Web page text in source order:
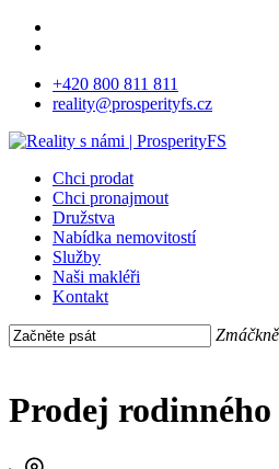
Skip
content+420 800 811 811
reality@prosperityfs.cz
Menu
Chci prodat
Chci pronajmout
Družstva
Nabídka nemovitostí
Služby
Naši makléři
Kontakt
Prodej rodinného